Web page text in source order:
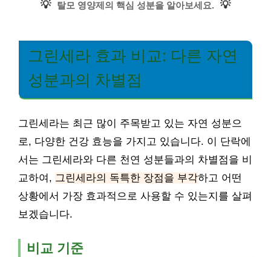
💡 탈모 영양제의 핵심 성분을 알아보세요. 💡
그린세라 효과 비교: 다른 자연
성분과의 차별점
그린세라는 최근 많이 주목받고 있는 자연 성분으
로, 다양한 건강 효능을 가지고 있습니다. 이 단락에
서는 그린세라와 다른 천연 성분들과의 차별점을 비
교하여, 그린세라의 독특한 장점을 부각하고 어떤
상황에서 가장 효과적으로 사용할 수 있는지를 살펴
보겠습니다.
비교 기준